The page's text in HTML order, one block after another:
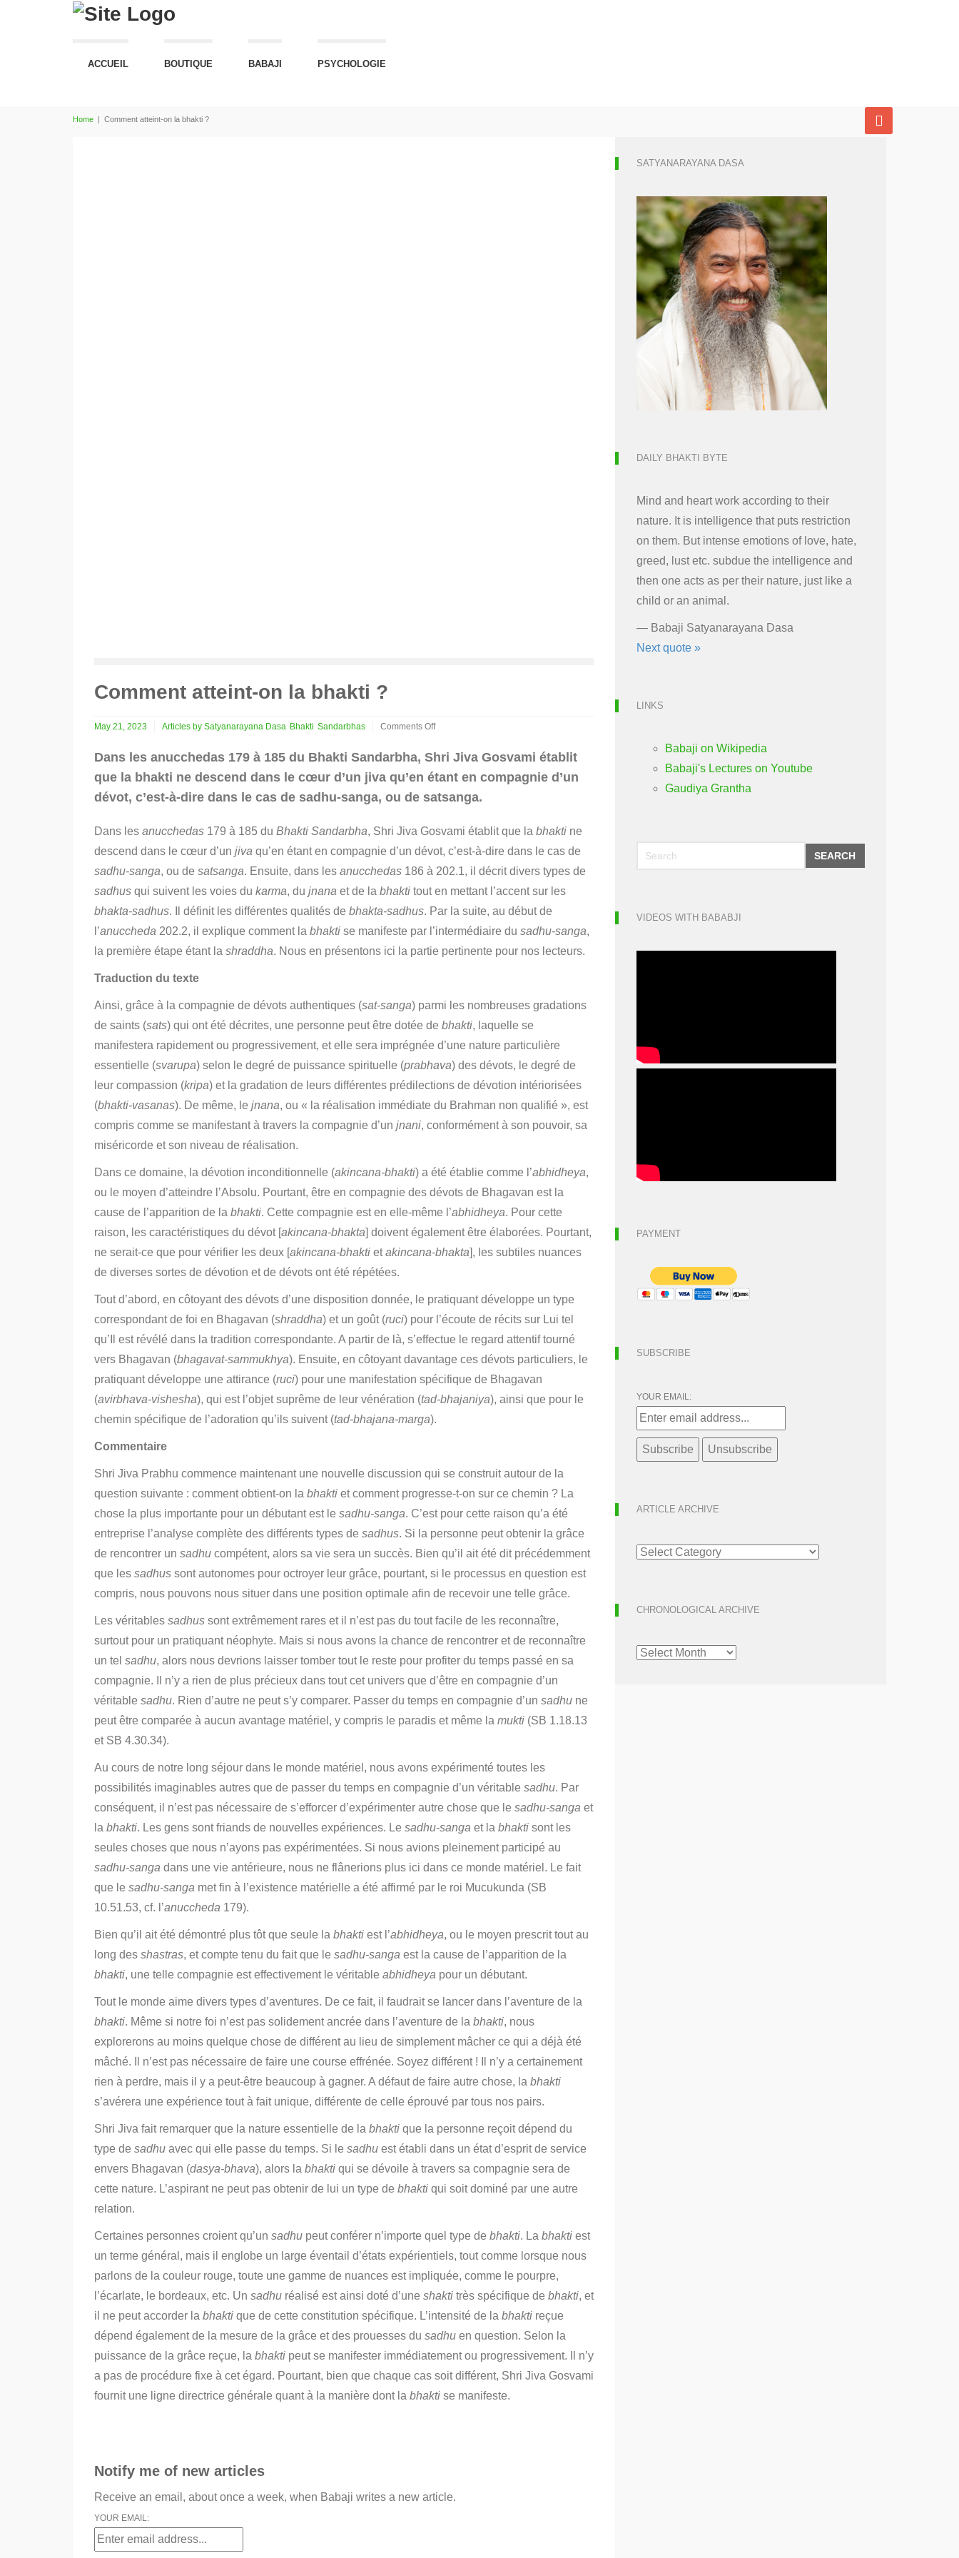
ACCUEIL BOUTIQUE BABAJI PSYCHOLOGIE
Home | Comment atteint-on la bhakti ?
Comment atteint-on la bhakti ?
May 21, 2023 Articles by Satyanarayana Dasa Bhakti Sandarbhas
Comments Off
Comment
atteint-
on
bhakti
Dans les anucchedas 179 à 185 du Bhakti Sandarbha, Shri Jiva Gosvami établit
que la bhakti ne descend dans le cœur d’un jiva qu’en étant en compagnie d’un
dévot, c’est-à-dire dans le cas de sadhu-sanga, ou de satsanga.
Dans les anucchedas 179 à 185 du Bhakti Sandarbha, Shri Jiva Gosvami établit que la bhakti ne
descend dans le cœur d’un jiva qu’en étant en compagnie d’un dévot, c’est-à-dire dans le cas de
sadhu-sanga, ou de satsanga. Ensuite, dans les anucchedas 186 à 202.1, il décrit divers types de
sadhus qui suivent les voies du karma, du jnana et de la bhakti tout en mettant l’accent sur les
bhakta-sadhus. Il définit les différentes qualités de bhakta-sadhus. Par la suite, au début de
l’anuccheda 202.2, il explique comment la bhakti se manifeste par l’intermédiaire du sadhu-sanga,
la première étape étant la shraddha. Nous en présentons ici la partie pertinente pour nos lecteurs.
Traduction du texte
Ainsi, grâce à la compagnie de dévots authentiques (sat-sanga) parmi les nombreuses gradations
de saints (sats) qui ont été décrites, une personne peut être dotée de bhakti, laquelle se
manifestera rapidement ou progressivement, et elle sera imprégnée d’une nature particulière
essentielle (svarupa) selon le degré de puissance spirituelle (prabhava) des dévots, le degré de
leur compassion (kripa) et la gradation de leurs différentes prédilections de dévotion intériorisées
(bhakti-vasanas). De même, le jnana, ou « la réalisation immédiate du Brahman non qualifié », est
compris comme se manifestant à travers la compagnie d’un jnani, conformément à son pouvoir, sa
miséricorde et son niveau de réalisation.
Dans ce domaine, la dévotion inconditionnelle (akincana-bhakti) a été établie comme l’abhidheya,
ou le moyen d’atteindre l’Absolu. Pourtant, être en compagnie des dévots de Bhagavan est la
cause de l’apparition de la bhakti. Cette compagnie est en elle-même l’abhidheya. Pour cette
raison, les caractéristiques du dévot [akincana-bhakta] doivent également être élaborées. Pourtant,
ne serait-ce que pour vérifier les deux [akincana-bhakti etakincana-bhakta], les subtiles nuances
de diverses sortes de dévotion et de dévots ont été répétées.
Tout d’abord, en côtoyant des dévots d’une disposition donnée, le pratiquant développe un type
correspondant de foi en Bhagavan (shraddha) et un goût (ruci) pour l’écoute de récits sur Lui tel
qu’Il est révélé dans la tradition correspondante. A partir de là, s’effectue le regard attentif tourné
vers Bhagavan (bhagavat-sammukhya). Ensuite, en côtoyant davantage ces dévots particuliers, le
pratiquant développe une attirance (ruci) pour une manifestation spécifique de Bhagavan
(avirbhava-vishesha), qui est l’objet suprême de leur vénération (tad-bhajaniya), ainsi que pour le
chemin spécifique de l’adoration qu’ils suivent (tad-bhajana-marga).
Commentaire
Shri Jiva Prabhu commence maintenant une nouvelle discussion qui se construit autour de la
question suivante : comment obtient-on la bhakti et comment progresse-t-on sur ce chemin ? La
chose la plus importante pour un débutant est le sadhu-sanga. C’est pour cette raison qu’a été
entreprise l’analyse complète des différents types de sadhus. Si la personne peut obtenir la grâce
de rencontrer un sadhu compétent, alors sa vie sera un succès. Bien qu’il ait été dit précédemment
que les sadhus sont autonomes pour octroyer leur grâce, pourtant, si le processus en question est
compris, nous pouvons nous situer dans une position optimale afin de recevoir une telle grâce.
Les véritables sadhus sont extrêmement rares et il n’est pas du tout facile de les reconnaître,
surtout pour un pratiquant néophyte. Mais si nous avons la chance de rencontrer et de reconnaître
un tel sadhu, alors nous devrions laisser tomber tout le reste pour profiter du temps passé en sa
compagnie.
Il n’y a rien de plus précieux dans tout cet univers que d’être en compagnie d’un
véritable sadhu. Rien d’autre ne peut s’y comparer. Passer du temps en compagnie d’un sadhu ne
peut être comparée à aucun avantage matériel, y compris le paradis et même la mukti (SB 1.18.13
et SB 4.30.34).
Au cours de notre long séjour dans le monde matériel, nous avons expérimenté toutes les
possibilités imaginables autres que de passer du temps en compagnie d’un véritable sadhu. Par
conséquent, il n’est pas nécessaire de s’efforcer d’expérimenter autre chose que le sadhu-sanga et
la bhakti. Les gens sont friands de nouvelles expériences. Le sadhu-sanga et la bhakti sont les
seules choses que nous n’ayons pas expérimentées. Si nous avions pleinement participé au
sadhu-sanga dans une vie antérieure, nous ne flânerions plus ici dans ce monde matériel. Le fait
que le sadhu-sanga met fin à l’existence matérielle a été affirmé par le roi Mucukunda (SB
10.51.53, cf. l’anuccheda 179).
Bien qu’il ait été démontré plus tôt que seule la bhakti est l’abhidheya, ou le moyen prescrit tout au
long des shastras, et compte tenu du fait que le sadhu-sanga est la cause de l’apparition de la
bhakti, une telle compagnie est effectivement le véritable abhidheya pour un débutant.
Tout le monde aime divers types d’aventures. De ce fait, il faudrait se lancer dans l’aventure de la
bhakti. Même si notre foi n’est pas solidement ancrée dans l’aventure de la bhakti, nous
explorerons au moins quelque chose de différent au lieu de simplement mâcher ce qui a déjà été
mâché.
Il n’est pas nécessaire de faire une course effrénée. Soyez différent ! Il n’y a certainement
rien à perdre, mais il y a peut-être beaucoup à gagner. A défaut de faire autre chose, la bhakti
s’avérera une expérience tout à fait unique, différente de celle éprouvé par tous nos pairs.
Shri Jiva fait remarquer que la nature essentielle de la bhakti que la personne reçoit dépend du
type de sadhu avec qui elle passe du temps. Si le sadhu est établi dans un état d’esprit de service
envers Bhagavan (dasya-bhava), alors la bhakti qui se dévoile à travers sa compagnie sera de
cette nature. L’aspirant ne peut pas obtenir de lui un type de bhakti qui soit dominé par une autre
relation.
Certaines personnes croient qu’un sadhu peut conférer n’importe quel type de bhakti. La bhakti est
un terme général, mais il englobe un large éventail d’états expérientiels, tout comme lorsque nous
parlons de la couleur rouge, toute une gamme de nuances est impliquée, comme le pourpre,
l’écarlate, le bordeaux, etc. Un sadhu réalisé est ainsi doté d’une shakti très spécifique de bhakti, et
il ne peut accorder la bhakti que de cette constitution spécifique. L’intensité de la bhakti reçue
dépend également de la mesure de la grâce et des prouesses du sadhu en question. Selon la
puissance de la grâce reçue, la bhakti peut se manifester immédiatement ou progressivement. Il n’y
a pas de procédure fixe à cet égard. Pourtant, bien que chaque cas soit différent, Shri Jiva Gosvami
fournit une ligne directrice générale quant à la manière dont la bhakti se manifeste.
Notify me of new articles
Receive an email, about once a week, when Babaji writes a new article.
YOUR EMAIL:
SATYANARAYANA DASA
DAILY BHAKTI BYTE
Mind and heart work according to their
nature. It is intelligence that puts restriction
on them. But intense emotions of love, hate,
greed, lust etc. subdue the intelligence and
then one acts as per their nature, just like a
child or an animal.
— Babaji Satyanarayana Dasa
Next quote »
LINKS
Babaji on Wikipedia
Babaji's Lectures on Youtube
Gaudiya Grantha
SEARCH
VIDEOS WITH BABABJI
PAYMENT
SUBSCRIBE
YOUR EMAIL:
ARTICLE ARCHIVE
ARTICLE
ARCHIVE
CHRONOLOGICAL ARCHIVE
CHRONOLOGICAL
ARCHIVE